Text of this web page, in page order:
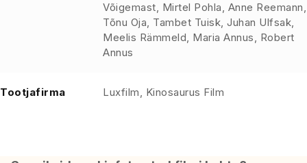
Võigemast, Mirtel Pohla, Anne Reemann,
Tõnu Oja, Tambet Tuisk, Juhan Ulfsak,
Meelis Rämmeld, Maria Annus, Robert
Annus
Tootjafirma Luxfilm, Kinosaurus Film